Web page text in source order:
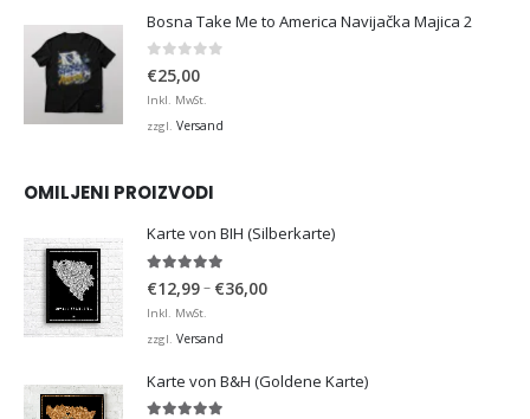
Bosna Take Me to America Navijačka Majica 2
0 von 5
€25,00
Inkl. MwSt.
zzgl. Versand
OMILJENI PROIZVODI
Karte von BIH (Silberkarte)
€12,99– €36,00Preisspanne:
Inkl. MwSt.
zzgl. Versand
Karte von B&H (Goldene Karte)